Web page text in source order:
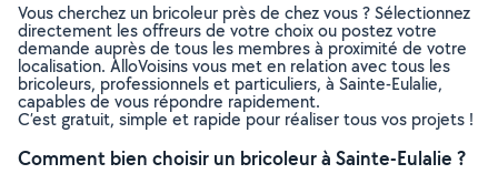
Vous cherchez un bricoleur près de chez vous ? Sélectionnez
directement les offreurs de votre choix ou postez votre
demande auprès de tous les membres à proximité de votre
localisation. AlloVoisins vous met en relation avec tous les
bricoleurs, professionnels et particuliers, à Sainte-Eulalie,
capables de vous répondre rapidement.
C’est gratuit, simple et rapide pour réaliser tous vos projets !
Comment bien choisir un bricoleur à Sainte-Eulalie ?